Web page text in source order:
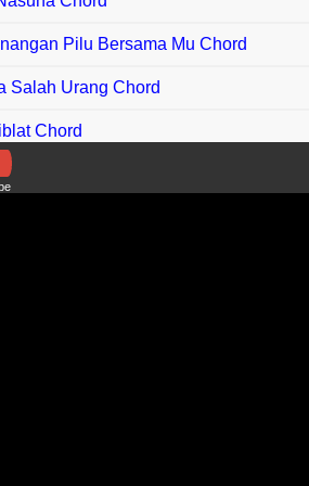
Pilu Bersama Mu Chord
Salah Urang Chord
Chord
- Kau Tinggal Aku Separuh Jalan Chord